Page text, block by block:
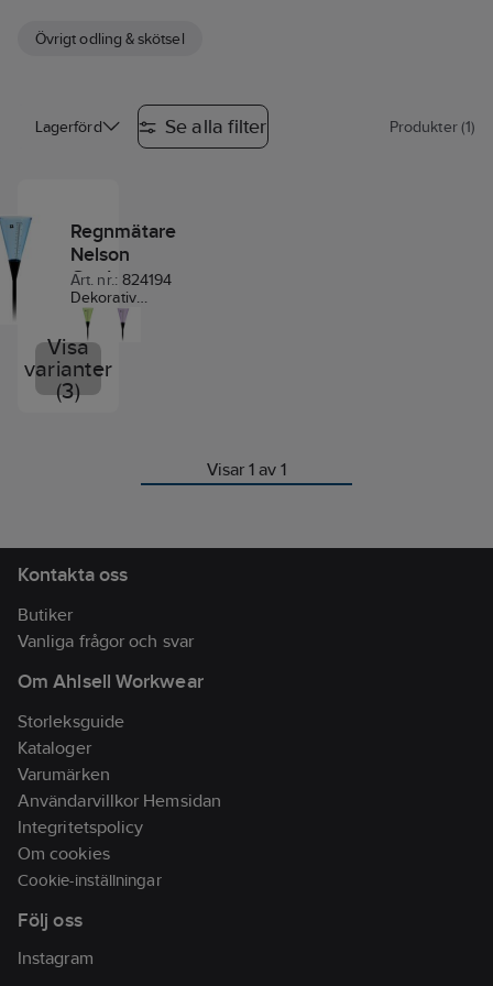
Övrigt odling & skötsel
Lagerförd Se alla filter Produkter (1)
Regnmätare
Nelson
Garden
Cone
Art. nr.: 824194
Dekorativ
regnmätare
som mäter upp
till 50 mm.
Levereras med
ett svart
Visa
varianter
(3)
Visar 1 av 1
Kontakta oss
Butiker
Vanliga frågor och svar
Om Ahlsell Workwear
Storleksguide
Kataloger
Varumärken
Användarvillkor Hemsidan
Integritetspolicy
Om cookies
Cookie-inställningar
Följ oss
Instagram